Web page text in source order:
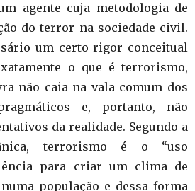
agente cuja metodologia de
do terror na sociedade civil.
um certo rigor conceitual
o que é terrorismo,
não caia na vala comum dos
e, portanto, não
da realidade. Segundo a
terrorismo é o “uso
para criar um clima de
população e dessa forma